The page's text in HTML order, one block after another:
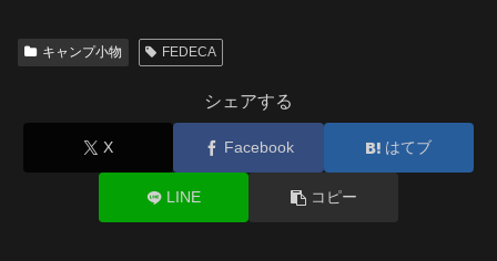
キャンプ小物 FEDECA
シェアする
X Facebook はてブ
LINE コピー